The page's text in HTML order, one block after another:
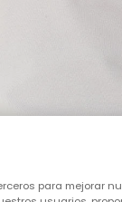
para mejorar